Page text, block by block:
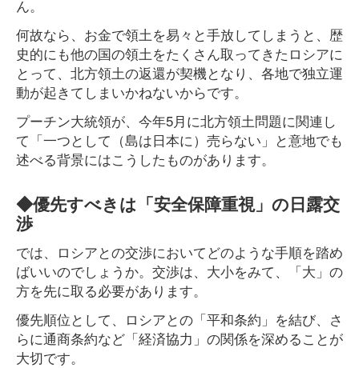
ん。
何故なら、お金で領土を易々と手放してしまうと、歴
史的にも他の国の領土をたくさん取ってきたロシアに
とって、北方領土の返還が契機となり、各地で独立運
動が起きてしまいかねないからです。
プーチン大統領が、今年5月に北方領土問題に関連し
て「一つとして（島は日本に）売らない」と意地でも
述べる背景にはこうしたものがあります。
◆優先すべきは「安全保障重視」の日露交
渉
では、ロシアとの交渉においてどのような手順を踏め
ばいいのでしょうか。交渉は、大小をみて、「大」の
方を先に取る必要があります。
優先順位として、ロシアとの「平和条約」を結び、さ
らに通商条約など「経済協力」の関係を深めることが
大切です。